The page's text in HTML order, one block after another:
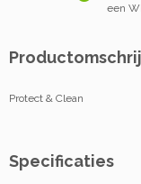
een
Protect & Clean
Specificaties